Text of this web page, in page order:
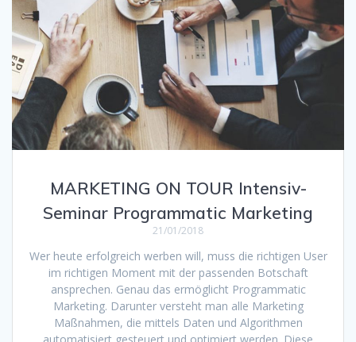
MARKETING ON TOUR Intensiv-
Seminar Programmatic Marketing
21/01/2018
Wer heute erfolgreich werben will, muss die richtigen User
im richtigen Moment mit der passenden Botschaft
ansprechen. Genau das ermöglicht Programmatic
Marketing. Darunter versteht man alle Marketing
Maßnahmen, die mittels Daten und Algorithmen